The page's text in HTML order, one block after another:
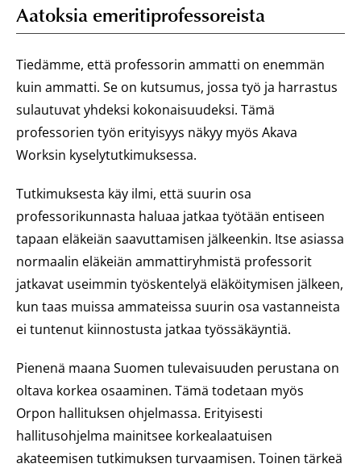
Aatoksia emeritiprofessoreista
Tiedämme, että professorin ammatti on enemmän
kuin ammatti. Se on kutsumus, jossa työ ja harrastus
sulautuvat yhdeksi kokonaisuudeksi. Tämä
professorien työn erityisyys näkyy myös Akava
Worksin kyselytutkimuksessa.
Tutkimuksesta käy ilmi, että suurin osa
professorikunnasta haluaa jatkaa työtään entiseen
tapaan eläkeiän saavuttamisen jälkeenkin. Itse asiassa
normaalin eläkeiän ammattiryhmistä professorit
jatkavat useimmin työskentelyä eläköitymisen jälkeen,
kun taas muissa ammateissa suurin osa vastanneista
ei tuntenut kiinnostusta jatkaa työssäkäyntiä.
Pienenä maana Suomen tulevaisuuden perustana on
oltava korkea osaaminen. Tämä todetaan myös
Orpon hallituksen ohjelmassa. Erityisesti
hallitusohjelma mainitsee korkealaatuisen
akateemisen tutkimuksen turvaamisen. Toinen tärkeä